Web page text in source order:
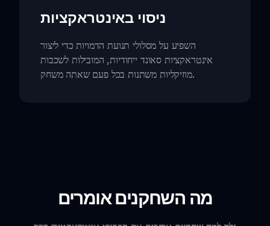
ניסוי באינטראקציות
השפיע על מסלולי תנועת הדמויות כדי ליצור
אינטראקציות סאונד ייחודיות, המובילות לשכבות
מוזיקליות משתנות בכל פעם שאתה משחק.
מה השחקנים אומרים